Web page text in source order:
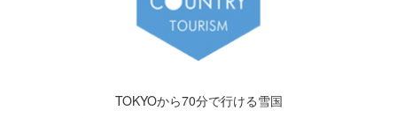
TOKYOから70分で行ける雪国